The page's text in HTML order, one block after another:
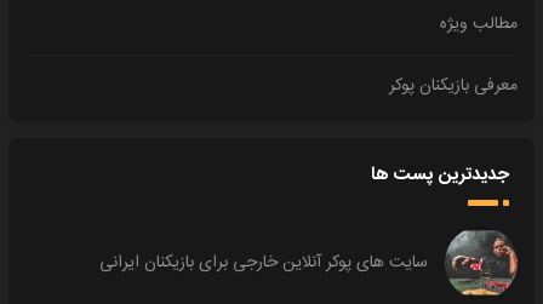
مطالب ویژه
معرفی بازیکنان پوکر
جدیدترین پست ها
سایت های پوکر آنلاین خارجی برای بازیکنان ایرانی